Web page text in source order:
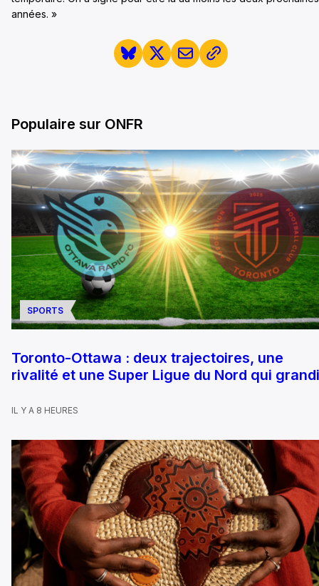
années. »
Populaire sur ONFR
SPORTS
Toronto-Ottawa : deux trajectoires, une
rivalité et une Super Ligue du Nord qui
IL Y A 8 HEURES